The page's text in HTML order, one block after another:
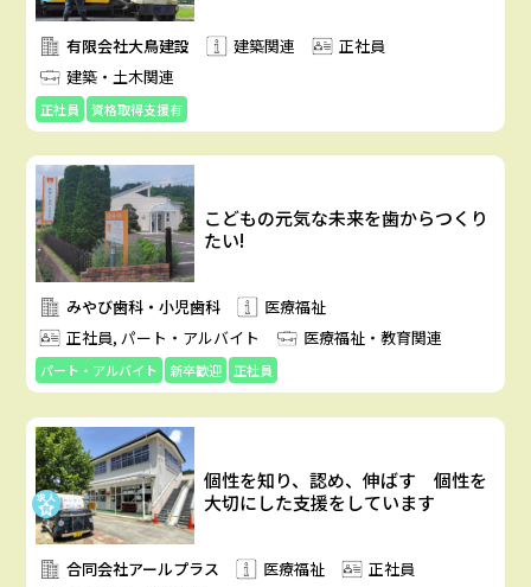
有限会社大鳥建設 建築関連
正社員
建築・土木関連
正社員 資格取得支援有
こどもの元気な未来を歯からつくり
たい!
みやび歯科・小児歯科
医療福祉
正社員, パート・アルバイト
医療福祉・教育関連
パート・アルバイト 新卒歓迎 正社員
個性を知り、認め、伸ばす 個性を
大切にした支援をしています
合同会社アールプラス 医療福祉
正社員